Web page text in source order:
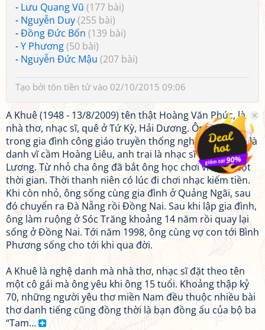
- Lưu Quang Vũ (177 bài)
- Nguyễn Duy(255 bài)
-Đồng Đức Bốn (139 bài)
-Y Phương(50 bài)
- Nguyễn Đức Mậu (207 bài)
Tạo bởi tôn tiền tửvào 02/10/2015 09:06
A Khuê (1948 - 13/8/2009) tên thật Hoàng Văn Phúc, là
nhà thơ, nhạc sĩ, quê ở Tứ Kỳ, Hải Dương. Ông sinh ra
trong gia đình công giáo truyền thống nghệ thuật, cha là
danh vĩ cầm Hoàng Liêu, anh trai là nhạc sĩ Hoàng
Lương. Từ nhỏ cha ông đã bắt ông học chơi vĩ cầm một
thời gian. Thời thanh niên có lúc đi chơi nhạc kiếm tiền.
Khi còn nhỏ, ông sống cùng gia đình ở Quảng Ngãi, sau
đó chuyển ra Đà Nẵng rồi Đồng Nai. Sau khi lập gia đình,
ông làm ruộng ở Sóc Trăng khoảng 14 năm rồi quay lại
sống ở Đồng Nai. Tới năm 1998, ông cùng vợ con tới Bình
Phương sống cho tới khi qua đời.
A Khuê là nghệ danh mà nhà thơ, nhạc sĩ đặt theo tên
một cô gái mà ông yêu khi ông 15 tuổi. Khoảng thập kỷ
70, những người yêu thơ miền Nam đều thuộc nhiều bài
thơ danh tiếng cũng đồng thời là bạn đồng ấu của bộ ba
“Tam…